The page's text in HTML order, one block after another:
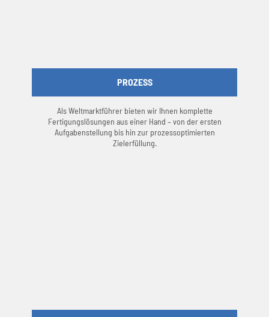
PROZESS
Als Weltmarktführer bieten wir Ihnen komplette
Fertigungslösungen aus einer Hand – von der ersten
Aufgabenstellung bis hin zur prozessoptimierten
Zielerfüllung.